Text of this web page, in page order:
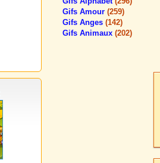
Gifs Amour (259)
Gifs Anges (142)
Gifs Animaux (202)